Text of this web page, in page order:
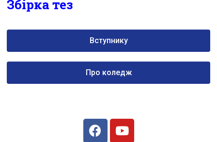
Збірка тез
Вступнику
Про коледж